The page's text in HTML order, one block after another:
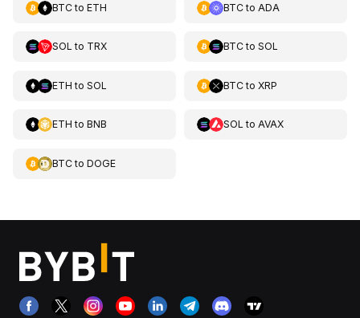
BTCto ETH BTCto ADA
SOL to TRX BTCto SOL
ETH to SOL BTCto XRP
ETH to BNB SOL to AVAX
BTCto DOGE